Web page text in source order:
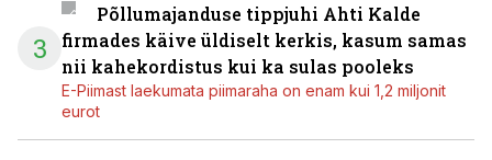
3
Põllumajanduse tippjuhi Ahti Kalde
firmades käive üldiselt kerkis, kasum samas
nii kahekordistus kui ka sulas pooleks
E-Piimast laekumata piimaraha on enam kui 1,2 miljonit
eurot